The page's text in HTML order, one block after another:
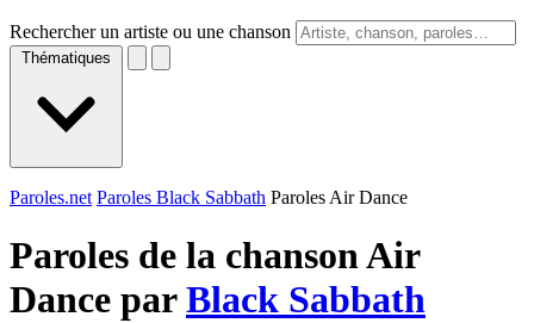
Rechercher un artiste ou une chanson
Thématiques
Paroles.net Paroles Black Sabbath Paroles Air Dance
Paroles de la chanson Air
Dance parBlack Sabbath